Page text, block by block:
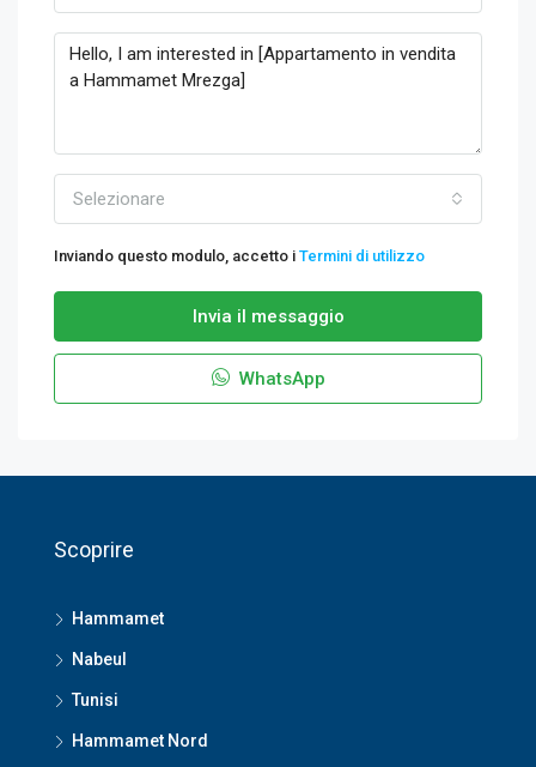
Selezionare
Inviando questo modulo, accetto i Termini di utilizzo
Invia il messaggio
WhatsApp
Scoprire
Hammamet
Nabeul
Tunisi
Hammamet Nord